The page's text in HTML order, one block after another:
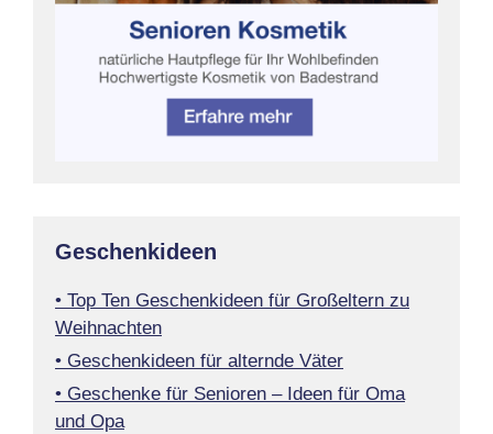
Geschenkideen
• Top Ten Geschenkideen für Großeltern zu
Weihnachten
• Geschenkideen für alternde Väter
• Geschenke für Senioren – Ideen für Oma
und Opa